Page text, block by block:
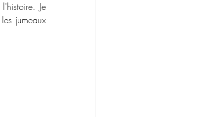
Je
jumeaux